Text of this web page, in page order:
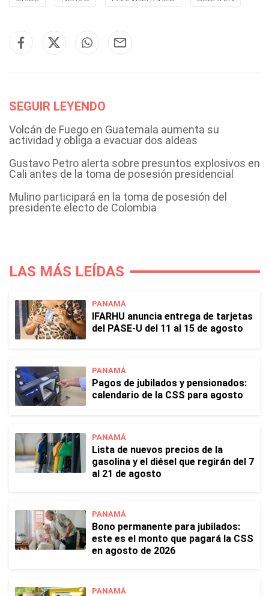
SEGUIR LEYENDO
Volcán de Fuego en Guatemala aumenta su
actividad y obliga a evacuar dos aldeas
Gustavo Petro alerta sobre presuntos explosivos en
Cali antes de la toma de posesión presidencial
Mulino participará en la toma de posesión del
presidente electo de Colombia
LAS MÁS LEÍDAS
PANAMÁ
IFARHU anuncia entrega de tarjetas
del PASE-U del 11 al 15 de agosto
PANAMÁ
Pagos de jubilados y pensionados:
calendario de la CSS para agosto
PANAMÁ
Lista de nuevos precios de la
gasolina y el diésel que regirán del 7
al 21 de agosto
PANAMÁ
Bono permanente para jubilados:
este es el monto que pagará la CSS
en agosto de 2026
PANAMÁ